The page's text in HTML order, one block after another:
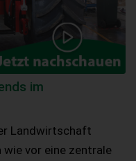
im
Landwirtschaft
vor eine zentrale